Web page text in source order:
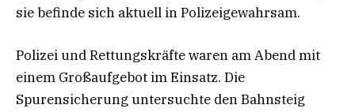
sie befinde sich aktuell in Polizeigewahrsam.
Polizei und Rettungskräfte waren am Abend mit
einem Großaufgebot im Einsatz. Die
Spurensicherung untersuchte den Bahnsteig